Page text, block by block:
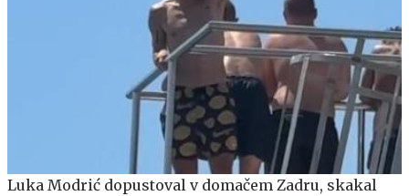
Luka Modrić dopustoval v domačem Zadru, skakal